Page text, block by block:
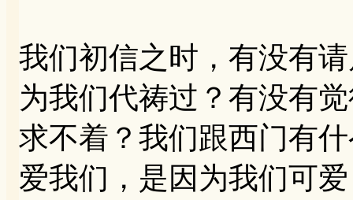
我们初信之时，有没有
为我们代祷过？有没有
求不着？我们跟西门有
爱我们，是因为我们可